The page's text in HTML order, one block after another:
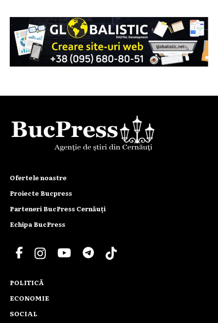
Ofertele noastre
Proiecte Bucpress
Parteneri BucPress Cernăuți
Echipa BucPress
POLITICĂ
ECONOMIE
SOCIAL